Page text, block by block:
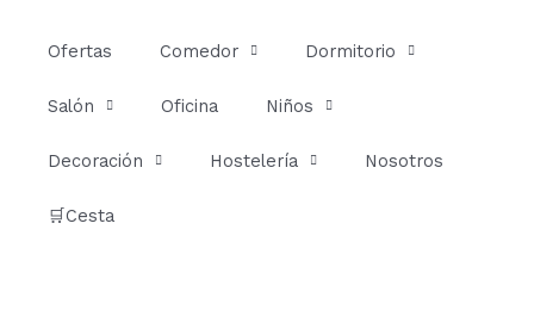
Ofertas Comedor Dormitorio
Salón Oficina Niños
Decoración Hostelería Nosotros
🛒Cesta